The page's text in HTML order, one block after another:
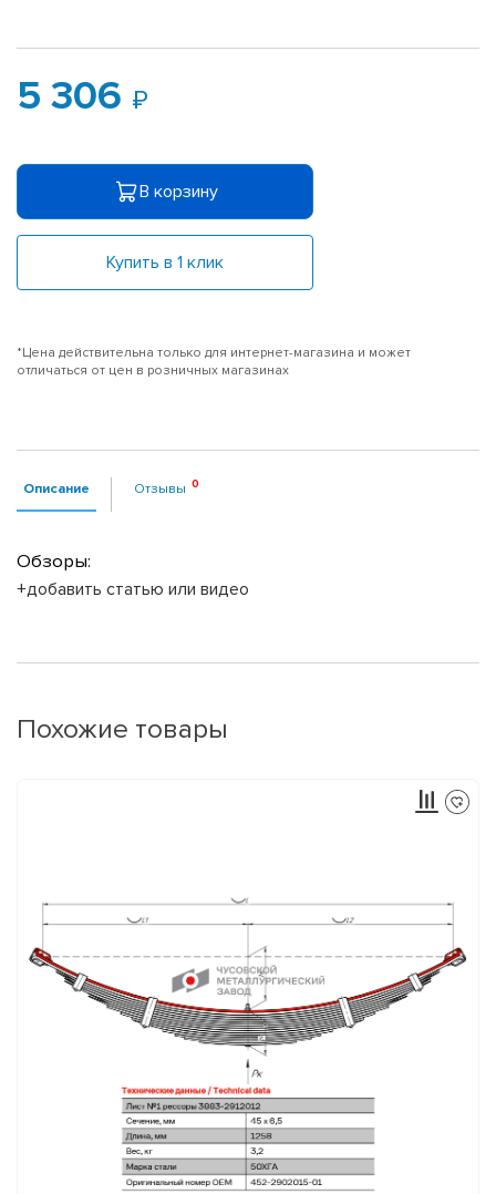
5 306
В корзину
Купить в 1 клик
*Цена действительна только для интернет-магазина и может
отличаться от цен в розничных магазинах
Описание Отзывы
Обзоры:
+добавить статью или видео
Похожие товары